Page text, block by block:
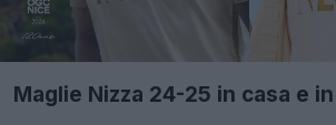
Maglie Nizza 24-25 in casa e